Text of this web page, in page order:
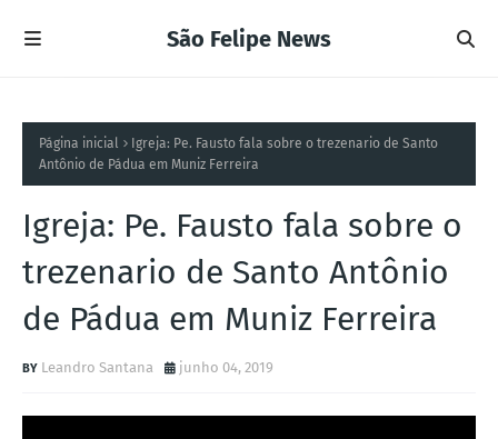
São Felipe News
Página inicial
Igreja: Pe. Fausto fala sobre o trezenario de Santo
Antônio de Pádua em Muniz Ferreira
Igreja: Pe. Fausto fala sobre o
trezenario de Santo Antônio
de Pádua em Muniz Ferreira
Leandro Santana junho 04, 2019